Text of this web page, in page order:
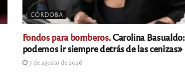
CÓRDOBA
Fondos para bomberos.Carolina
podemos ir siempre detrás de las cenizas»
7 de agosto de 2026